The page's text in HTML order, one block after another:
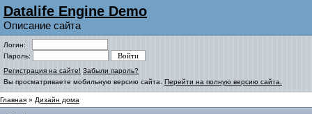
Datalife Engine Demo
Описание сайта
Логин:
Пароль:
Регистрация на сайте! Забыли пароль?
Вы просматриваете мобильную версию сайта. Перейти на полную версию сайта.
Главная » Дизайн дома